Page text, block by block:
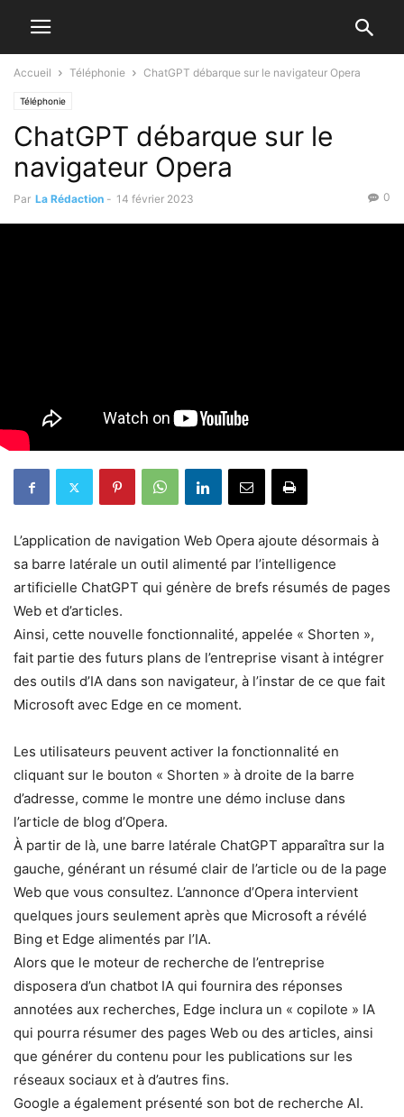
Accueil Téléphonie ChatGPT débarque sur le navigateur Opera
Téléphonie
ChatGPT débarque sur le
navigateur Opera
Par La Rédaction - 14 février 2023 0
L’application de navigation Web Opera ajoute désormais à
sa barre latérale un outil alimenté par l’intelligence
artificielle ChatGPT qui génère de brefs résumés de pages
Web et d’articles.
Ainsi, cette nouvelle fonctionnalité, appelée « Shorten »,
fait partie des futurs plans de l’entreprise visant à intégrer
des outils d’IA dans son navigateur, à l’instar de ce que fait
Microsoft avec Edge en ce moment.
Les utilisateurs peuvent activer la fonctionnalité en
cliquant sur le bouton « Shorten » à droite de la barre
d’adresse, comme le montre une démo incluse dans
l’article de blog d’Opera.
À partir de là, une barre latérale ChatGPT apparaîtra sur la
gauche, générant un résumé clair de l’article ou de la page
Web que vous consultez. L’annonce d’Opera intervient
quelques jours seulement après que Microsoft a révélé
Bing et Edge alimentés par l’IA.
Alors que le moteur de recherche de l’entreprise
disposera d’un chatbot IA qui fournira des réponses
annotées aux recherches, Edge inclura un « copilote » IA
qui pourra résumer des pages Web ou des articles, ainsi
que générer du contenu pour les publications sur les
réseaux sociaux et à d’autres fins.
Google a également présenté son bot de recherche AI.